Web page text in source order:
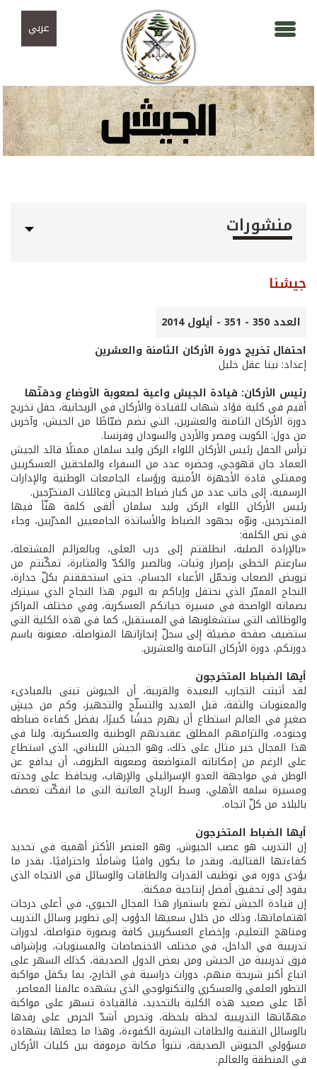
عربي
منشورات
جيشنا
العدد 350 - 351 - أيلول 2014
احتفال تخريج دورة الأركان الثامنة والعشرين
إعداد: نينا عقل خليل
رئيس الأركان: قيادة الجيش واعية لصعوبة الأوضاع ودقتّها
أقيم في كلية فؤاد شهاب للقيادة والأركان في الريحانية، حفل تخريج
دورة الأركان الثامنة والعشرين، التي تضم ضبّاطًا من الجيش، وآخرين
من دول: الكويت ومصر والأردن والسودان وفرنسا.
ترأس الحفل رئيس الأركان اللواء الركن وليد سلمان ممثلًا قائد الجيش
العماد جان قهوجي، وحضره عدد من السفراء والملحقين العسكريين
وممثلي قادة الأجهزة الأمنية ورؤساء الجامعات الوطنية والإدارات
الرسمية، إلى جانب عدد من كبار ضباط الجيش وعائلات المتخرّجين.
رئيس الأركان اللواء الركن وليد سلمان ألقى كلمة هنّأ فيها
المتخرجين، ونوّه بجهود الضباط والأساتذة الجامعيين المدرّبين، وجاء
في نص الكلمة:
«بالإرادة الصلبة، انطلقتم إلى درب العلى، وبالعزائم المشتعلة،
سارعتم الخطى بإصرار وثبات، وبالصبر والكدّ والمثابرة، تمكّنتم من
ترويض الصعاب وتحمّل الأعباء الجسام، حتى استحققتم بكلّ جدارة،
النجاح المميّز الذي نحتفل وإياكم به اليوم. هذا النجاح الذي سيترك
بصماته الواضحة في مسيرة حياتكم العسكرية، وفي مختلف المراكز
والوظائف التي ستشغلونها في المستقبل، كما في هذه الكلية التي
ستضيف صفحة مضيئة إلى سجلّ إنجازاتها المتواصلة، معنونة باسم
دورتكم، دورة الأركان الثامنة والعشرين.
أيها الضباط المتخرجون
لقد أثبتت التجارب البعيدة والقريبة، أن الجيوش تبنى بالمبادىء
والمعنويات والثقة، قبل العديد والتسلّح والتجهيز، وكم من جيشٍ
صغيرٍ في العالم استطاع أن يهزم جيشًا كبيرًا، بفضل كفاءة ضباطه
وجنوده، والتزامهم المطلق عقيدتهم الوطنية والعسكرية. ولنا في
هذا المجال خير مثال على ذلك، وهو الجيش اللبناني، الذي استطاع
على الرغم من إمكاناته المتواضعة وصعوبة الظروف، أن يدافع عن
الوطن في مواجهة العدو الإسرائيلي والإرهاب، ويحافظ على وحدته
ومسيرة سلمه الأهلي، وسط الرياح العاتية التي ما انفكّت تعصف
بالبلاد من كلّ اتجاه.
أيها الضباط المتخرجون
إن التدريب هو عصب الجيوش، وهو العنصر الأكثر أهمية في تحديد
كفاءتها القتالية، وبقدر ما يكون وافيًا وشاملًا واحترافيًا، بقدر ما
يؤدي دوره في توظيف القدرات والطاقات والوسائل في الاتجاه الذي
يقود إلى تحقيق أفضل إنتاجية ممكنة.
إن قيادة الجيش تضع باستمرار هذا المجال الحيوي، في أعلى درجات
اهتماماتها، وذلك من خلال سعيها الدؤوب إلى تطوير وسائل التدريب
ومناهج التعليم، وإخضاع العسكريين كافة وبصورة متواصلة، لدورات
تدريبية في الداخل، في مختلف الاختصاصات والمستويات، وبإشراف
فرق تدريبية من الجيش ومن بعض الدول الصديقة، كذلك السهر على
اتباع أكبر شريحة منهم، دورات دراسية في الخارج، بما يكفل مواكبة
التطور العلمي والعسكري والتكنولوجي الذي يشهده عالمنا المعاصر.
أمّا على صعيد هذه الكلية بالتحديد، فالقيادة تسهر على مواكبة
مهمّاتها التدريبية لحظة بلحظة، وتحرص أشدّ الحرص على رفدها
بالوسائل التقنية والطاقات البشرية الكفوءة، وهذا ما جعلها بشهادة
مسؤولي الجيوش الصديقة، تتبوأ مكانة مرموقة بين كليات الأركان
في المنطقة والعالم.